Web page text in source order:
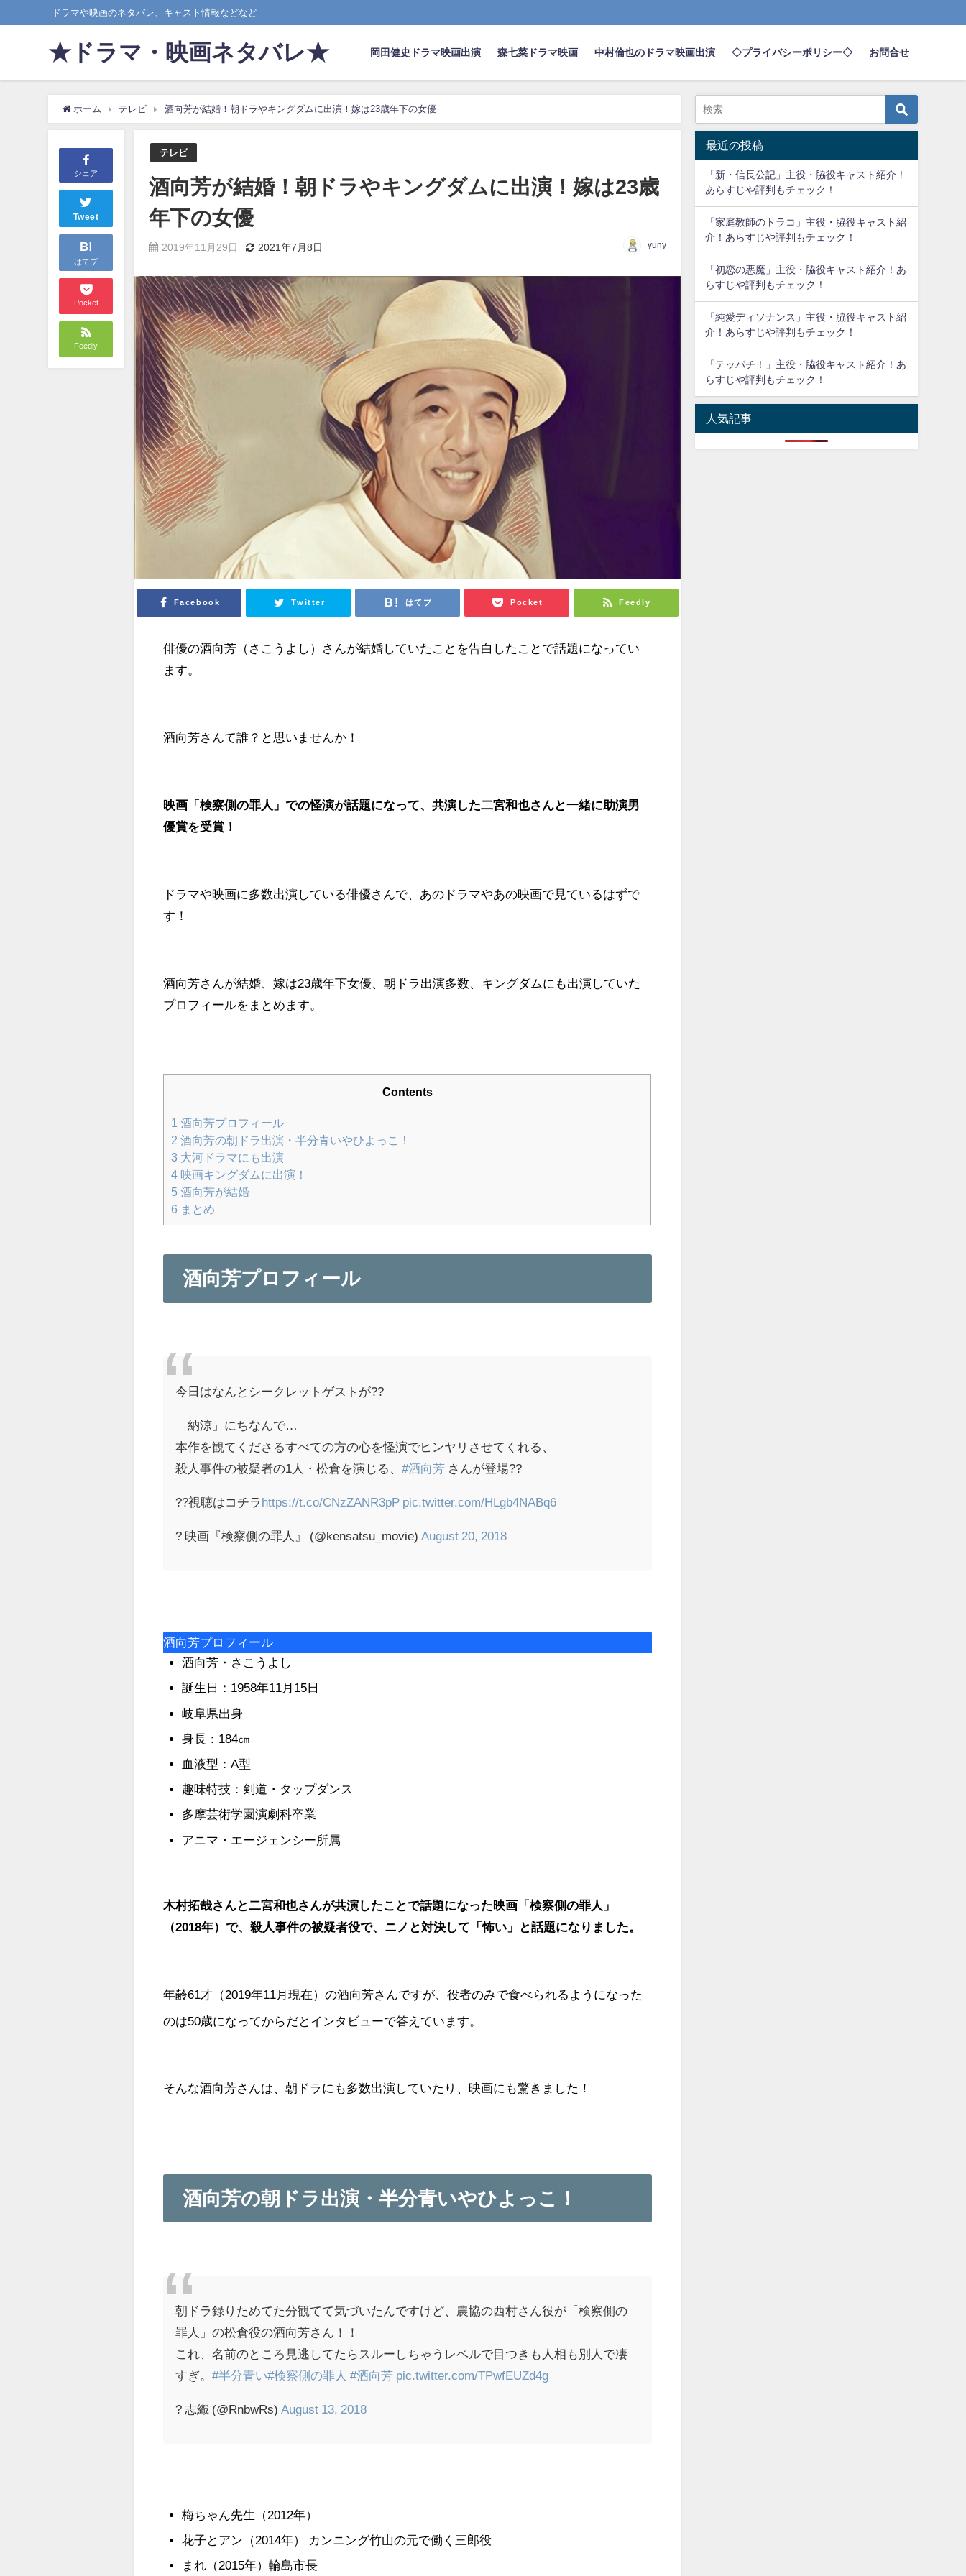
ドラマや映画のネタバレ、キャスト情報などなど
★ドラマ・映画ネタバレ★ 岡田健史ドラマ映画出演 森七菜ドラマ映画 中村倫也のドラマ映画出演 ◇プライバシーポリシー◇ お問合せ
ホーム テレビ 酒向芳が結婚！朝ドラやキングダムに出演！嫁は23歳年下の女優
シェア
Tweet
B!
はてブ
Pocket
Feedly
テレビ
酒向芳が結婚！朝ドラやキングダムに出演！嫁は23歳
年下の女優
2019年11月29日 2021年7月8日 yuny
Facebook Twitter はてブ Pocket Feedly
俳優の酒向芳（さこうよし）さんが結婚していたことを告白したことで話題になってい
ます。
酒向芳さんて誰？と思いませんか！
映画「検察側の罪人」での怪演が話題になって、共演した二宮和也さんと一緒に助演男
優賞を受賞！
ドラマや映画に多数出演している俳優さんで、あのドラマやあの映画で見ているはずで
す！
酒向芳さんが結婚、嫁は23歳年下女優、朝ドラ出演多数、キングダムにも出演していた
プロフィールをまとめます。
Contents
1 酒向芳プロフィール
2 酒向芳の朝ドラ出演・半分青いやひよっこ！
3 大河ドラマにも出演
4 映画キングダムに出演！
5 酒向芳が結婚
6 まとめ
酒向芳プロフィール
今日はなんとシークレットゲストが??
「納涼」にちなんで…
本作を観てくださるすべての方の心を怪演でヒンヤリさせてくれる、
殺人事件の被疑者の1人・松倉を演じる、#酒向芳 さんが登場??
??視聴はコチラ https://t.co/CNzZANR3pP pic.twitter.com/HLgb4NABq6
? 映画『検察側の罪人』 (@kensatsu_movie) August 20, 2018
酒向芳プロフィール
酒向芳・さこうよし
誕生日：1958年11月15日
岐阜県出身
身長：184㎝
血液型：A型
趣味特技：剣道・タップダンス
多摩芸術学園演劇科卒業
アニマ・エージェンシー所属
木村拓哉さんと二宮和也さんが共演したことで話題になった映画「検察側の罪人」
（2018年）で、殺人事件の被疑者役で、ニノと対決して「怖い」と話題になりました。
年齢61才（2019年11月現在）の酒向芳さんですが、役者のみで食べられるようになった
のは50歳になってからだとインタビューで答えています。
そんな酒向芳さんは、朝ドラにも多数出演していたり、映画にも驚きました！
酒向芳の朝ドラ出演・半分青いやひよっこ！
朝ドラ録りためてた分観てて気づいたんですけど、農協の西村さん役が「検察側の
罪人」の松倉役の酒向芳さん！！
これ、名前のところ見逃してたらスルーしちゃうレベルで目つきも人相も別人で凄
すぎ。#半分青い#検察側の罪人 #酒向芳 pic.twitter.com/TPwfEUZd4g
? 志織 (@RnbwRs) August 13, 2018
梅ちゃん先生（2012年）
花子とアン（2014年） カンニング竹山の元で働く三郎役
まれ（2015年）輪島市長
最近の投稿
「新・信長公記」主役・脇役キャスト紹介！
あらすじや評判もチェック！
「家庭教師のトラコ」主役・脇役キャスト紹
介！あらすじや評判もチェック！
「初恋の悪魔」主役・脇役キャスト紹介！あ
らすじや評判もチェック！
「純愛ディソナンス」主役・脇役キャスト紹
介！あらすじや評判もチェック！
「テッパチ！」主役・脇役キャスト紹介！あ
らすじや評判もチェック！
人気記事